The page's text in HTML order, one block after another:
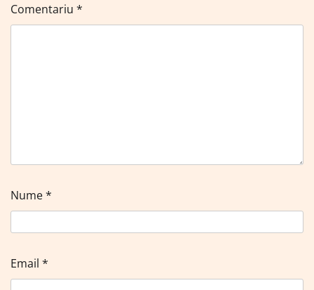
Comentariu *
Nume*
Email *